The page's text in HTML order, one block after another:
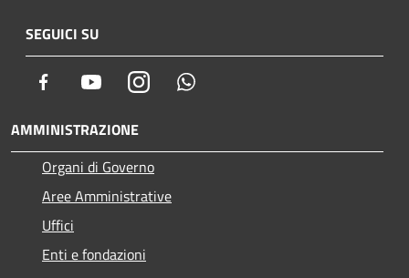
SEGUICI SU
Facebook YoutubeInstagram
AMMINISTRAZIONE
Organi di Governo
Aree Amministrative
Uffici
Enti e fondazioni